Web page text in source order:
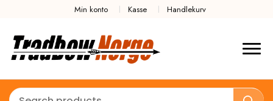
Min konto Kasse Handlekurv